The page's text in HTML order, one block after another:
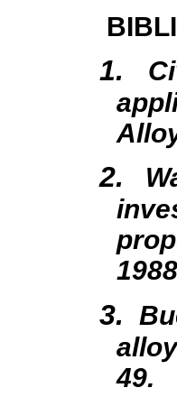
1.
2.
3.
49.